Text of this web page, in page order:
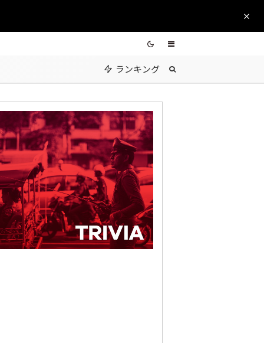
ランキング